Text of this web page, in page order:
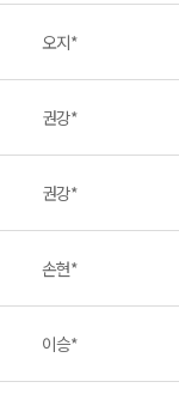
오지*
권강*
권강*
손현*
이승*